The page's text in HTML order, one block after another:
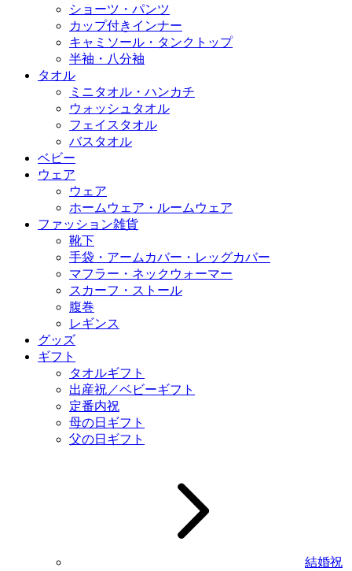
ショーツ・パンツ
カップ付きインナー
キャミソール・タンクトップ
半袖・八分袖
タオル
ミニタオル・ハンカチ
ウォッシュタオル
フェイスタオル
バスタオル
ベビー
ウェア
ウェア
ホームウェア・ルームウェア
ファッション雑貨
靴下
手袋・アームカバー・レッグカバー
マフラー・ネックウォーマー
スカーフ・ストール
腹巻
レギンス
グッズ
ギフト
タオルギフト
出産祝／ベビーギフト
定番内祝
母の日ギフト
父の日ギフト
結婚祝